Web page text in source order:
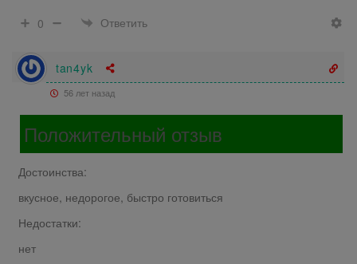
0
Ответить
tan4yk
56 лет назад
Положительный отзыв
Достоинства:
вкусное, недорогое, быстро готовиться
Недостатки:
нет